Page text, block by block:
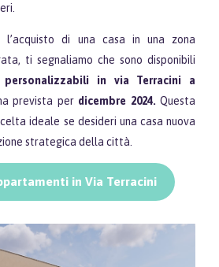
l’acquisto di una casa in una zona
ti segnaliamo che sono disponibili
personalizzabili in via Terracini a
prevista per dicembre 2024. Questa
ideale se desideri una casa nuova
strategica della città.
in Via Terracini